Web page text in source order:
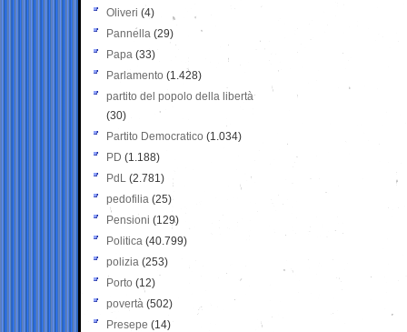
Oliveri (4)
Pannella (29)
Papa (33)
Parlamento (1.428)
partito del popolo della libertà
(30)
Partito Democratico (1.034)
PD (1.188)
PdL (2.781)
pedofilia (25)
Pensioni (129)
Politica (40.799)
polizia (253)
Porto (12)
povertà (502)
Presepe (14)